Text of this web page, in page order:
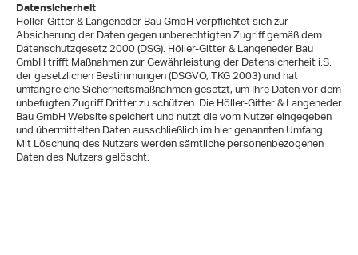
Datensicherheit
Höller-Gitter & Langeneder Bau GmbH verpflichtet sich zur
Absicherung der Daten gegen unberechtigten Zugriff gemäß dem
Datenschutzgesetz 2000 (DSG). Höller-Gitter & Langeneder Bau
GmbH trifft Maßnahmen zur Gewährleistung der Datensicherheit i.S.
der gesetzlichen Bestimmungen (DSGVO, TKG 2003) und hat
umfangreiche Sicherheitsmaßnahmen gesetzt, um Ihre Daten vor dem
unbefugten Zugriff Dritter zu schützen. Die Höller-Gitter & Langeneder
Bau GmbH Website speichert und nutzt die vom Nutzer eingegeben
und übermittelten Daten ausschließlich im hier genannten Umfang.
Mit Löschung des Nutzers werden sämtliche personenbezogenen
Daten des Nutzers gelöscht.